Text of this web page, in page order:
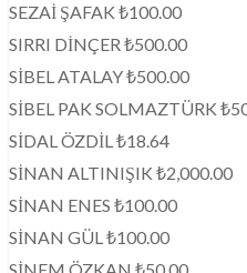
SEZAİ ŞAFAK ₺100.00
SIRRI DİNÇER ₺500.00
SİBEL ATALAY ₺500.00
SİBEL PAK SOLMAZTÜRK
SİDAL ÖZDİL ₺18.64
SİNAN ALTINIŞIK ₺2,000.00
SİNAN ENES ₺100.00
SİNAN GÜL ₺100.00